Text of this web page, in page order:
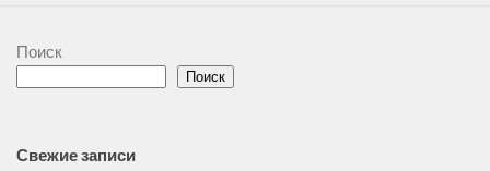
Поиск
Поиск
Свежие записи